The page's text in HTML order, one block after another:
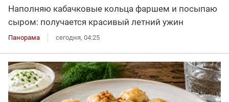
Наполняю кабачковые кольца фаршем и посыпаю
сыром: получается красивый летний ужин
Панорама сегодня, 04:25